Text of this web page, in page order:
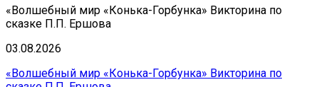
«Волшебный мир «Конька-Горбунка» Викторина по
сказке П.П. Ершова
03.08.2026
«Волшебный мир «Конька-Горбунка» Викторина по